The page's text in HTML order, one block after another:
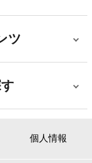
ツ
個人情報